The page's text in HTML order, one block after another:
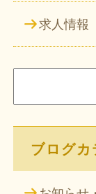
求人情報
ブログカ